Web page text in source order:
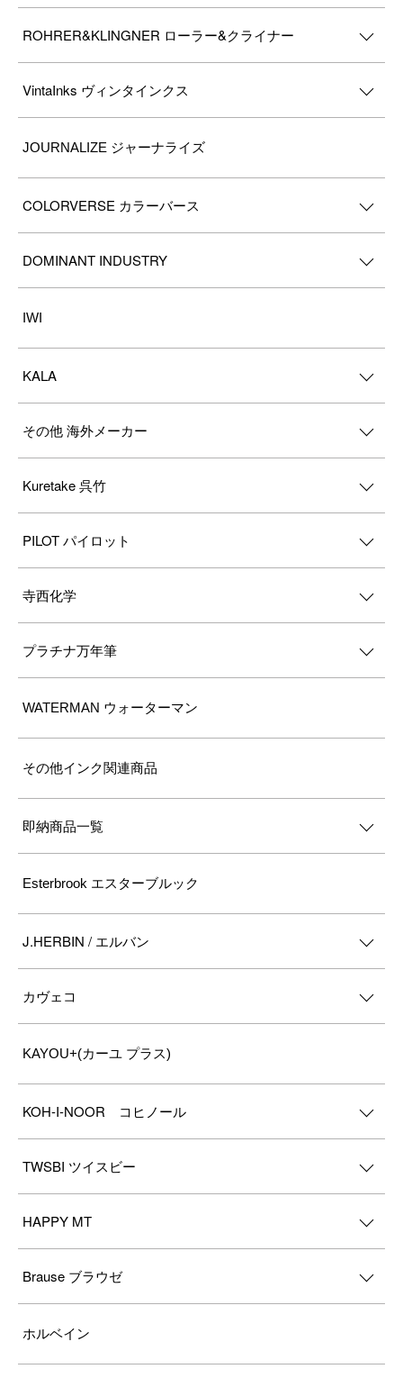
ROHRER&KLINGNER ローラー&クライナー
VintaInks ヴィンタインクス
JOURNALIZE ジャーナライズ
COLORVERSE カラーバース
DOMINANT INDUSTRY
IWI
KALA
その他 海外メーカー
Kuretake 呉竹
PILOT パイロット
寺西化学
プラチナ万年筆
WATERMAN ウォーターマン
その他インク関連商品
即納商品一覧
Esterbrook エスターブルック
J.HERBIN / エルバン
カヴェコ
KAYOU+(カーユ プラス)
KOH-I-NOOR コヒノール
TWSBI ツイスビー
HAPPY MT
Brause ブラウゼ
ホルベイン